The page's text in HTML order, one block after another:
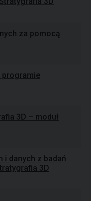
za pomocą
programie
3D – moduł
i danych z badań
3D